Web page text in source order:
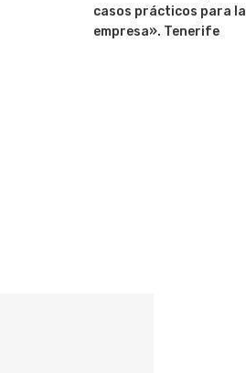
casos prácticos para la
empresa». Tenerife